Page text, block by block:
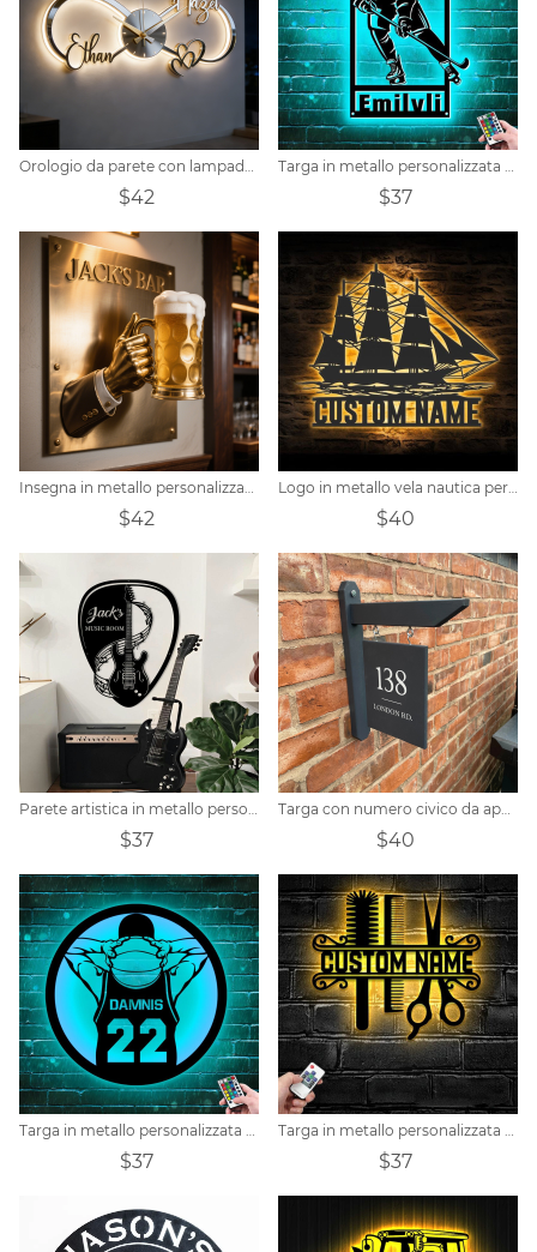
Orologio da parete con lampada a specchio infinito con nome personalizzato per coppia
$42
Targa in metallo personalizzata per hockey
$37
Insegna in metallo personalizzata a tema bar della birra
$42
Logo in metallo vela nautica personalizzato
$40
Parete artistica in metallo personalizzata per chitarra
$37
Targa con numero civico da appendere personalizzata
$40
Targa in metallo personalizzata per giocatore di basket
$37
Targa in metallo personalizzata per parrucchiere
$37